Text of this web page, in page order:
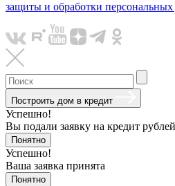
защиты и обработки
Построить дом в кредит
Успешно!
Вы подали заявку на кредит
Понятно
Успешно!
Ваша заявка принята
Понятно